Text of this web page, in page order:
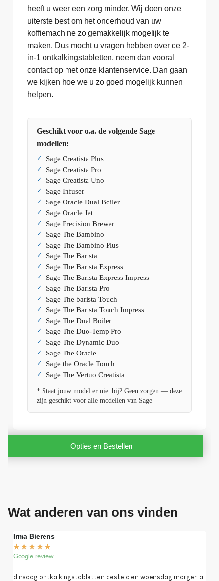
heeft u weer een zorg minder. Wij doen onze
uiterste best om het onderhoud van uw
koffiemachine zo gemakkelijk mogelijk te
maken. Dus mocht u vragen hebben over de 2-
in-1 ontkalkingstabletten, neem dan vooral
contact op met onze klantenservice. Dan gaan
we kijken hoe we u zo goed mogelijk kunnen
helpen.
Geschikt voor o.a. de volgende Sage
modellen:
Sage Creatista Plus
Sage Creatista Pro
Sage Creatista Uno
Sage Infuser
Sage Oracle Dual Boiler
Sage Oracle Jet
Sage Precision Brewer
Sage The Bambino
Sage The Bambino Plus
Sage The Barista
Sage The Barista Express
Sage The Barista Express Impress
Sage The Barista Pro
Sage The barista Touch
Sage The Barista Touch Impress
Sage The Dual Boiler
Sage The Duo-Temp Pro
Sage The Dynamic Duo
Sage The Oracle
Sage the Oracle Touch
Sage The Vertuo Creatista
* Staat jouw model er niet bij? Geen zorgen — deze
zijn geschikt voor alle modellen van Sage.
Opties en Bestellen
Wat anderen van ons vinden
Irma Bierens
★ ★ ★ ★ ★
Google review
dinsdag ontkalkingstabletten besteld en woensdag morgen al